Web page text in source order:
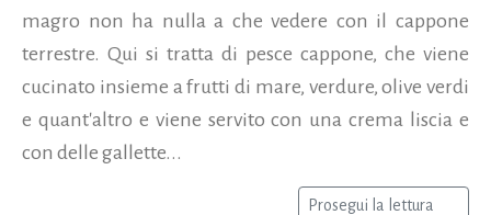
magro non ha nulla a che vedere con il cappone
terrestre. Qui si tratta di pesce cappone, che viene
cucinato insieme a frutti di mare, verdure, olive verdi
e quant'altro e viene servito con una crema liscia e
con delle gallette...
Prosegui la lettura